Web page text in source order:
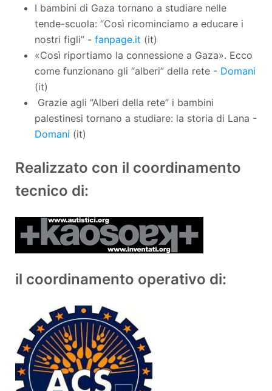
I bambini di Gaza tornano a studiare nelle
tende-scuola: “Così ricominciamo a educare i
nostri figli” - fanpage.it (it)
«Così riportiamo la connessione a Gaza». Ecco
come funzionano gli “alberi” della rete - Domani
(it)
Grazie agli “Alberi della rete” i bambini
palestinesi tornano a studiare: la storia di Lana -
Domani (it)
Realizzato con il coordinamento
tecnico di:
il coordinamento operativo di: